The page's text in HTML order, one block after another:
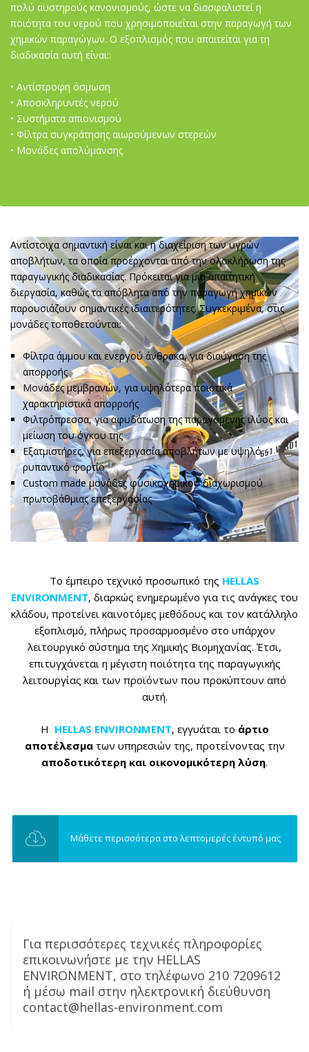
πολύ αυστηρούς κανονισμούς, ώστε να διασφαλιστεί η
ποιότητα του νερού που χρησιμοποιείται στην παραγωγή των
χημικών παραγώγων. Ο εξοπλισμός που απαιτείται για τη
διαδικασία αυτή είναι::
• Αντίστροφη όσμωση
• Αποσκληρυντές νερού
• Συστήματα απιονισμού
• Φίλτρα συγκράτησης αιωρούμενων στερεών
• Μονάδες απολύμανσης
Αντίστοιχα σημαντική είναι και η διαχείριση των υγρών
αποβλήτων, τα οποία προέρχονται από την ολοκλήρωση της
παραγωγικής διαδικασίας. Πρόκειται για μια απαιτητική
διεργασία, καθώς τα απόβλητα από την παραγωγή χημικών
παρουσιάζουν σημαντικές ιδιαιτερότητες. Συγκεκριμένα, στις
μονάδες τοποθετούνται:
Φίλτρα άμμου και ενεργού άνθρακα, για διαύγαση της
απορροής
Μονάδες μεμβρανών, για υψηλότερα ποιοτικά
χαρακτηριστικά απορροής
Φιλτρόπρεσσα, για αφυδάτωση της παραγόμενης ιλύος και
μείωση του όγκου της
Εξατμιστήρες, για επεξεργασία αποβλήτων με υψηλό
ρυπαντικό φορτίο
Custom made μονάδες φυσικοχημικού διαχωρισμού
πρωτοβάθμιας επεξεργασίας
Tο έμπειρο τεχνικό προσωπικό της HELLAS
ENVIRONMENT, διαρκώς ενημερωμένο για τις ανάγκες του
κλάδου, προτείνει καινοτόμες μεθόδους και τον κατάλληλο
εξοπλισμό, πλήρως προσαρμοσμένο στο υπάρχον
λειτουργικό σύστημα της Χημικής Βιομηχανίας. Έτσι,
επιτυγχάνεται η μέγιστη ποιότητα της παραγωγικής
λειτουργίας και των προϊόντων που προκύπτουν από
αυτή.
Η HELLAS ENVIRONMENT, εγγυάται το άρτιο
αποτέλεσματων υπηρεσιών της, προτείνοντας την
αποδοτικότερη και οικονομικότερη λύση.
Μάθετε περισσότερα στο λεπτομερές έντυπό μας
Για περισσότερες τεχνικές πληροφορίες
επικοινωνήστε με την HELLAS
ENVIRONMENT, στο τηλέφωνο 210 7209612
ή μέσω mail στην ηλεκτρονική διεύθυνση
contact@hellas-environment.com